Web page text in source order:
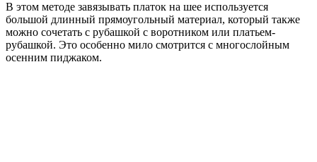
В этом методе завязывать платок на шее используется
большой длинный прямоугольный материал, который также
можно сочетать с рубашкой с воротником или платьем-
рубашкой. Это особенно мило смотрится с многослойным
осенним пиджаком.